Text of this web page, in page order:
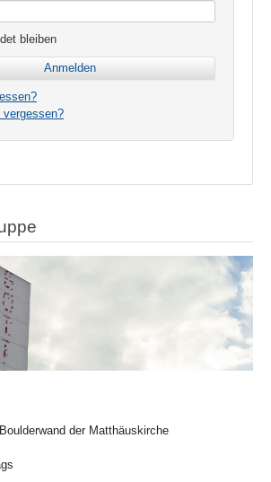
bleiben
vergessen?
der Matthäuskirche